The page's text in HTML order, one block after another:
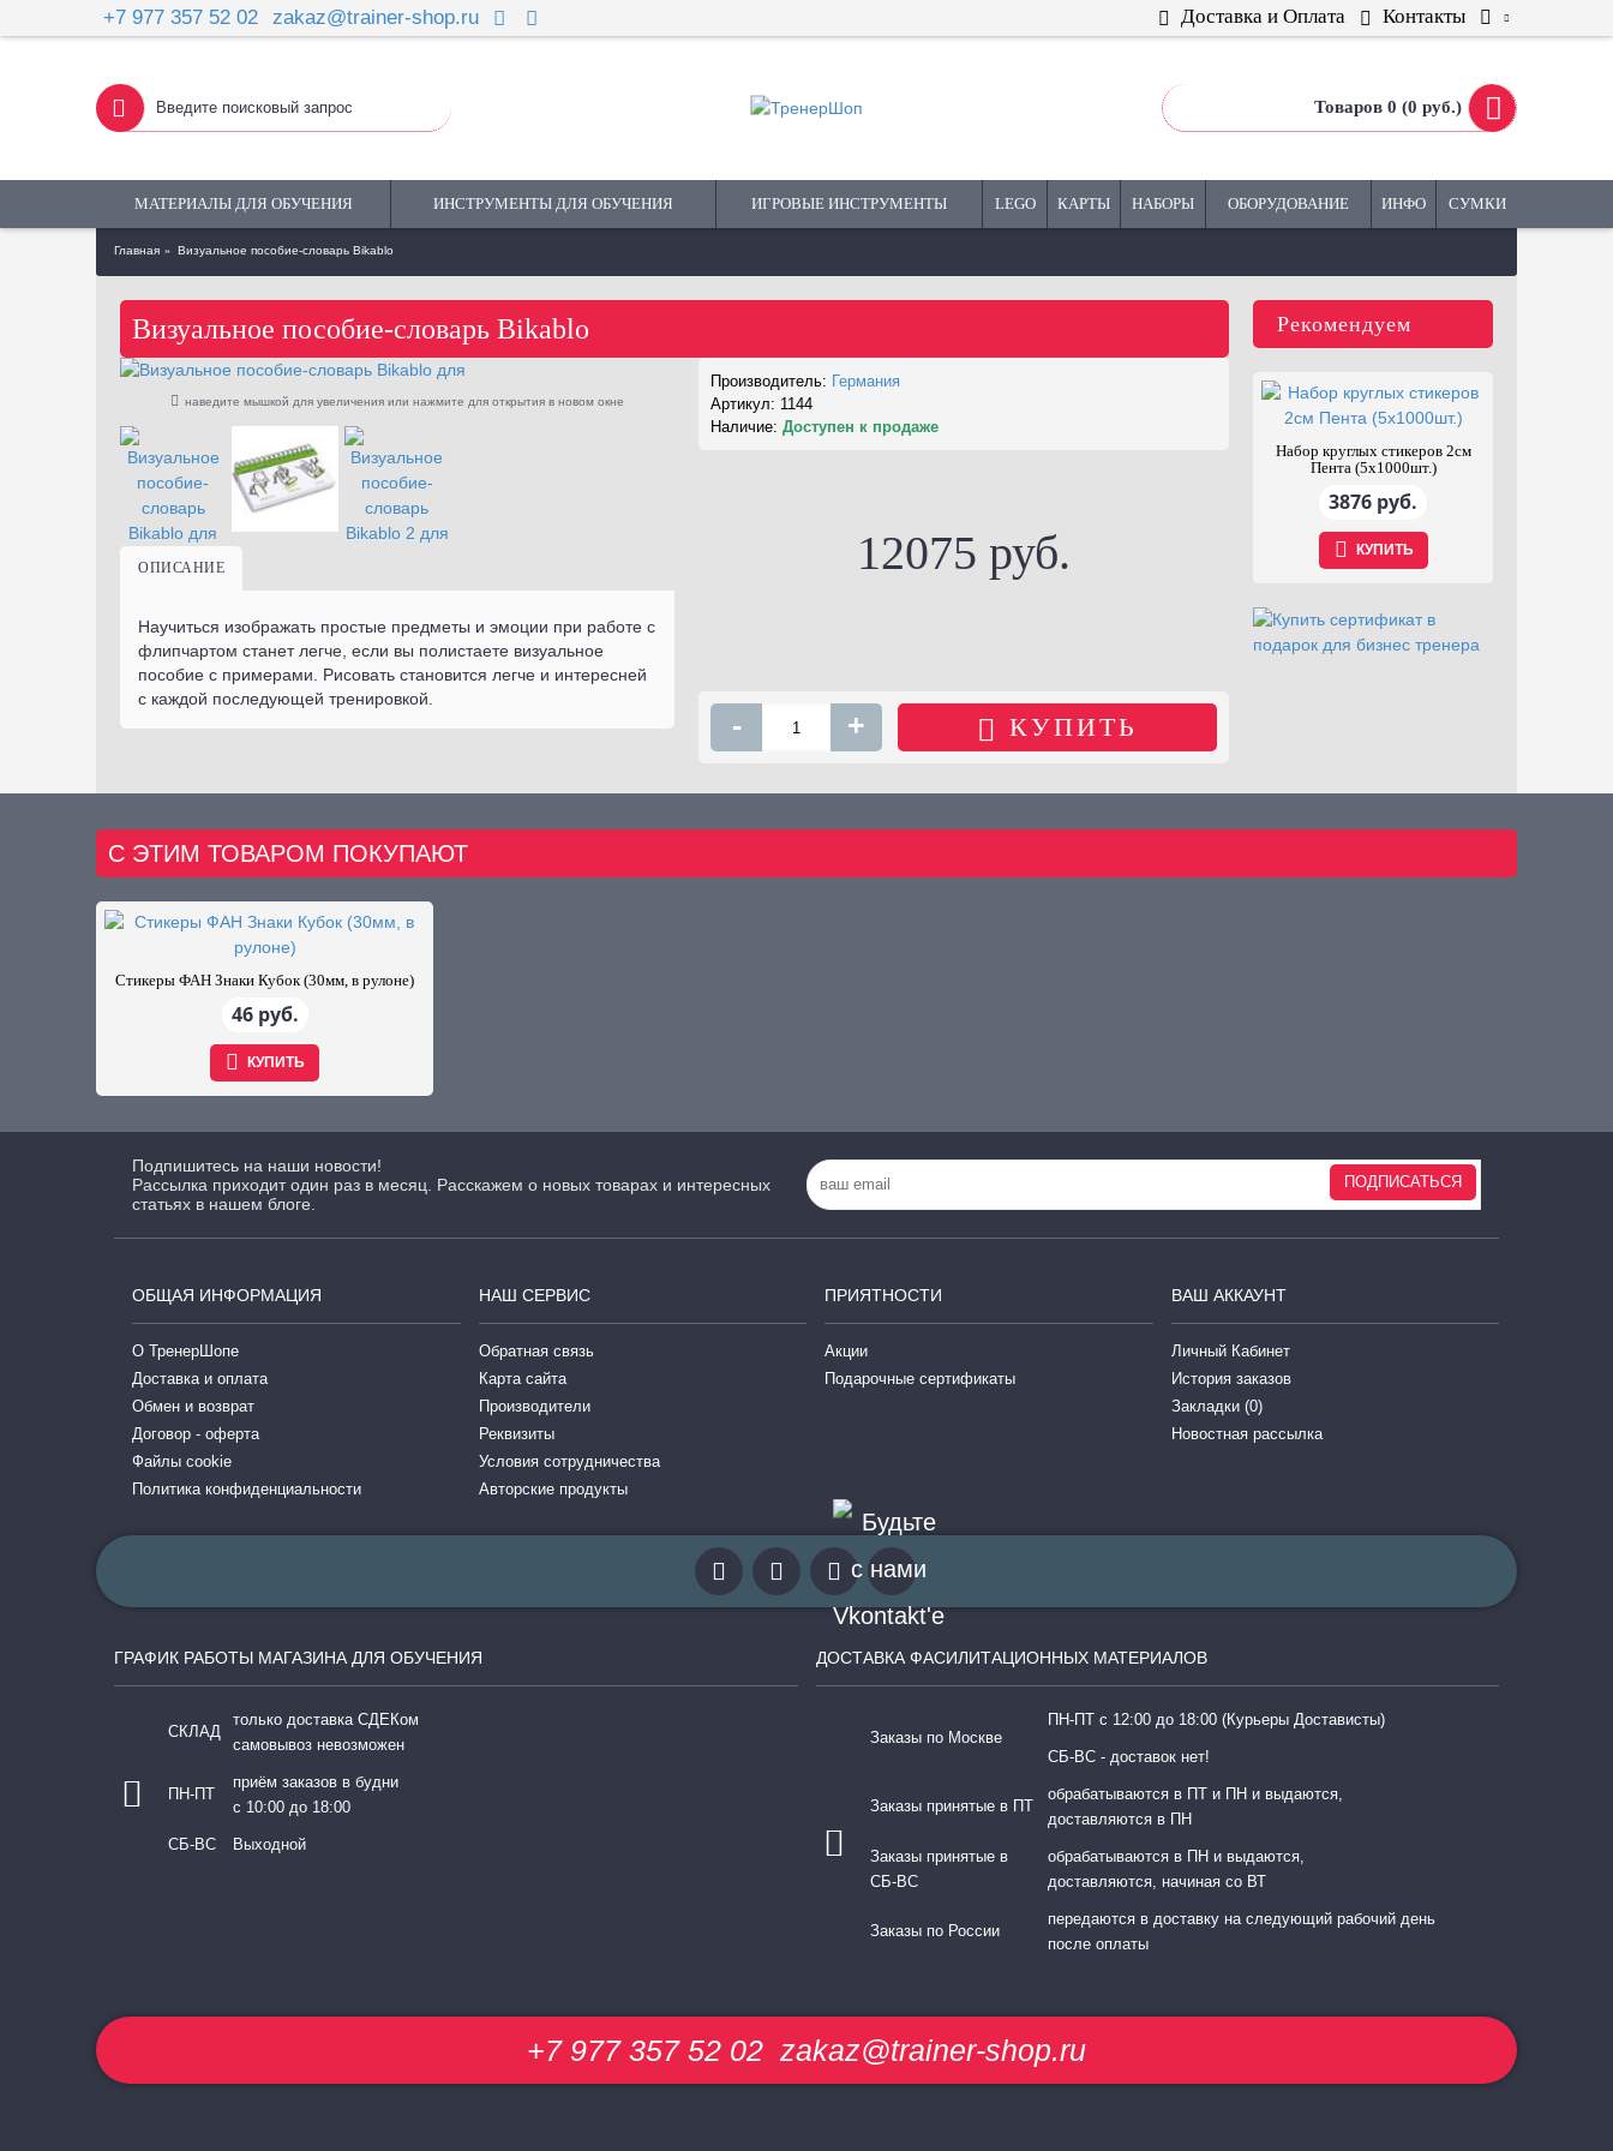
+7 977 357 52 02 zakaz@trainer-shop.ru Доставка и Оплата Контакты
Товаров 0 (0 руб.)
МАТЕРИАЛЫ ДЛЯ ОБУЧЕНИЯ ИНСТРУМЕНТЫ ДЛЯ ОБУЧЕНИЯ ИГРОВЫЕ ИНСТРУМЕНТЫ LEGO КАРТЫ НАБОРЫ ОБОРУДОВАНИЕ ИНФО СУМКИ
Главная Визуальное пособие-словарь Bikablo
Рекомендуем
Набор игр ZOOM
КУПИТЬ
Набор круглых стикеров 2см
Пента (5х1000шт.)
3876 руб.
КУПИТЬ
Визуальное пособие-словарь Bikablo
наведите мышкой для увеличения или нажмите для открытия в новом окне
ОПИСАНИЕ
Научиться изображать простые предметы и эмоции при работе с
флипчартом станет легче, если вы полистаете визуальное
пособие с примерами. Рисовать становится легче и интересней
с каждой последующей тренировкой.
Производитель: Германия
Артикул: 1144
Наличие: Доступен к продаже
12075 руб.
- + КУПИТЬ
С ЭТИМ ТОВАРОМ ПОКУПАЮТ
Стикеры ФАН Знаки Кубок (30мм, в рулоне)
46 руб.
КУПИТЬ
Подпишитесь на наши новости!
Рассылка приходит один раз в месяц. Расскажем о новых товарах и интересных
статьях в нашем блоге.
ПОДПИСАТЬСЯ
ОБЩАЯ ИНФОРМАЦИЯ
О ТренерШопе
Доставка и оплата
Обмен и возврат
Договор - оферта
Файлы cookie
Политика конфиденциальности
НАШ СЕРВИС
Обратная связь
Карта сайта
Производители
Реквизиты
Условия сотрудничества
Авторские продукты
ПРИЯТНОСТИ
Акции
Подарочные сертификаты
ВАШ АККАУНТ
Личный Кабинет
История заказов
Закладки (0)
Новостная рассылка
ГРАФИК РАБОТЫ МАГАЗИНА ДЛЯ ОБУЧЕНИЯ
СКЛАД
только доставка СДЕКом
самовывоз невозможен
ПН-ПТ
приём заказов в будни
с 10:00 до 18:00
СБ-ВС Выходной
ДОСТАВКА ФАСИЛИТАЦИОННЫХ МАТЕРИАЛОВ
Заказы по Москве
ПН-ПТ с 12:00 до 18:00 (Курьеры Достависты)
СБ-ВС - доставок нет!
Заказы принятые в ПТ
обрабатываются в ПТ и ПН и выдаются,
доставляются в ПН
Заказы принятые в
СБ-ВС
обрабатываются в ПН и выдаются,
доставляются, начиная со ВТ
Заказы по России
передаются в доставку на следующий рабочий день
после оплаты
+7 977 357 52 02 zakaz@trainer-shop.ru